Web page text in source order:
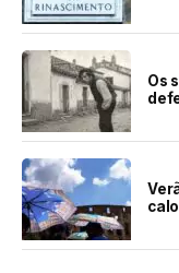
Os